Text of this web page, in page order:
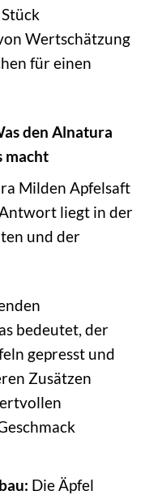
Wertschätzung
für einen
den Alnatura
macht
Milden Apfelsaft
liegt in der
und der
bedeutet, der
gepresst und
Zusätzen
Die Äpfel